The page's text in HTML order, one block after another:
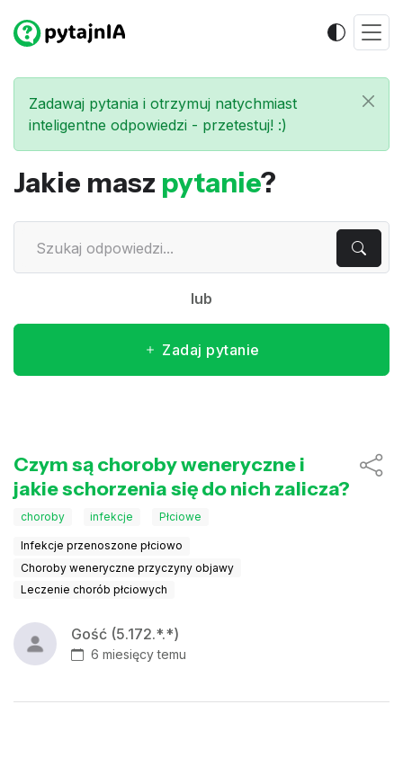
Zadawaj pytania i otrzymuj natychmiast
inteligentne odpowiedzi - przetestuj! :)
Jakie masz pytanie?
lub
Zadaj pytanie
Czym są choroby weneryczne i
jakie schorzenia się do nich zalicza?
choroby infekcje Płciowe
Infekcje przenoszone płciowo
Choroby weneryczne przyczyny objawy
Leczenie chorób płciowych
Gość (5.172.*.*)
6 miesięcy temu